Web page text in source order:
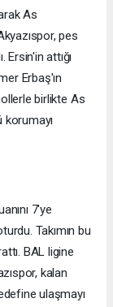
As
pes
attığı
Erbaş'ın
birlikte As
7'ye
Takımın bu
BAL ligine
kalan
ulaşmayı